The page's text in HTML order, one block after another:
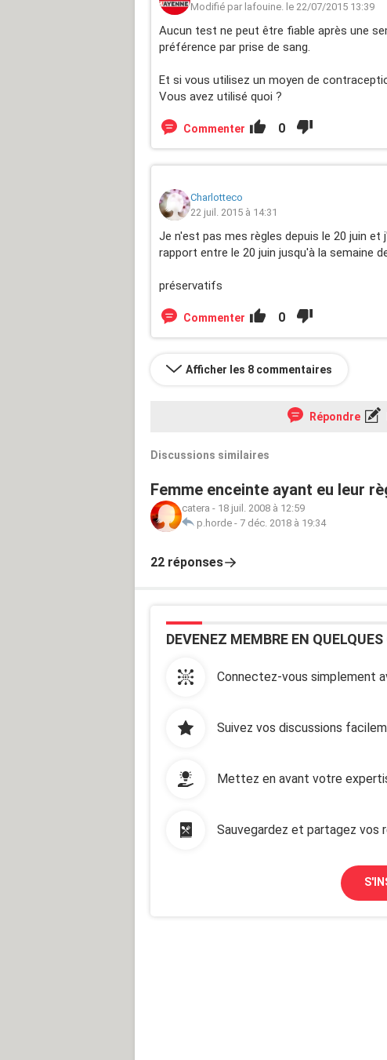
Modifié par lafouine. le 22/07/2015 13:39
Aucun test ne peut être fiable après une
préférence par prise de sang.
Et si vous utilisez un moyen de
Vous avez utilisé quoi ?
Commenter 0
Charlotteco
22 juil. 2015 à 14:31
Je n'est pas mes règles depuis le 20 juin
rapport entre le 20 juin jusqu'à la semaine
préservatifs
Commenter 0
Afficher les 8 commentaires
Répondre
Discussions similaires
Femme enceinte ayant eu leur
catera - 18 juil. 2008 à 12:59
p.horde - 7 déc. 2018 à 19:34
22 réponses
DEVENEZ MEMBRE EN
Connectez-vous simplement
Suivez vos discussions
Mettez en avant votre
Sauvegardez et partagez